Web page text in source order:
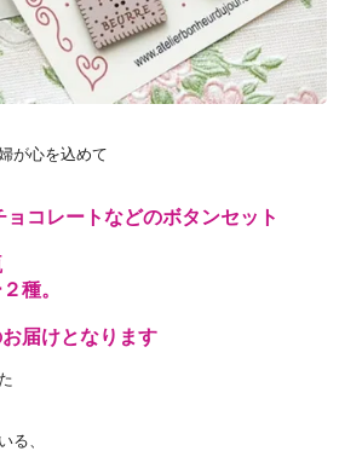
が心を込めて
コレートなどのボタンセット
種。
届けとなります
る、